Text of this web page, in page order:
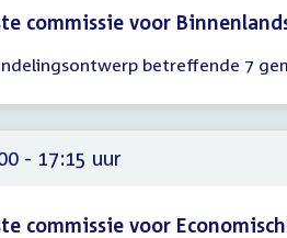
commissie voor
betreffende 7
- 17:15 uur
commissie voor